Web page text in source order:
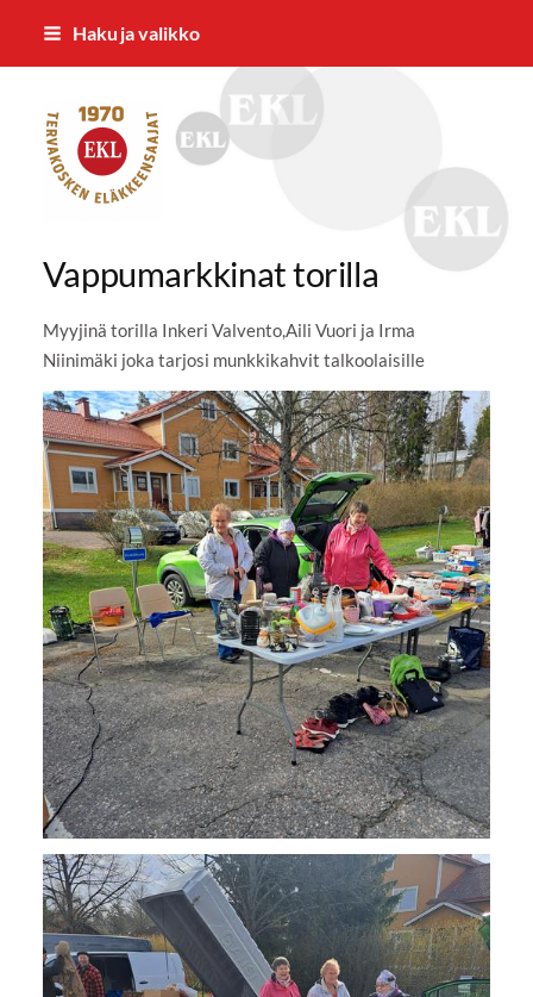
Siirry
Haku ja valikko
Tervakosken Eläkkeensaajat ry
Vappumarkkinat torilla
Myyjinä torilla Inkeri Valvento,Aili Vuori ja Irma
Niinimäki joka tarjosi munkkikahvit talkoolaisille